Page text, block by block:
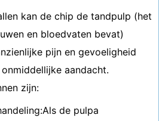
kan de chip de tandpulp (het
en bloedvaten bevat)
pijn en gevoeligheid
aandacht.
zijn:
de pulpa